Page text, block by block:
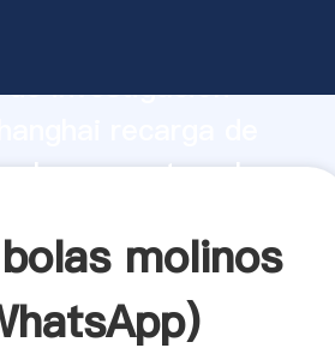
investigación
y aporta valores
molinos
)